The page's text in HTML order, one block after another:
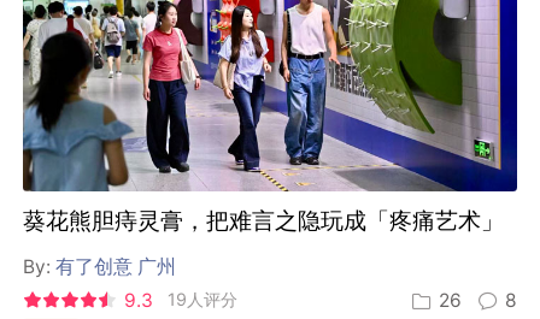
葵花熊胆痔灵膏，把难言之隐玩成「疼痛艺术」
By:有了创意 广州
9.3
19人评分 26 8